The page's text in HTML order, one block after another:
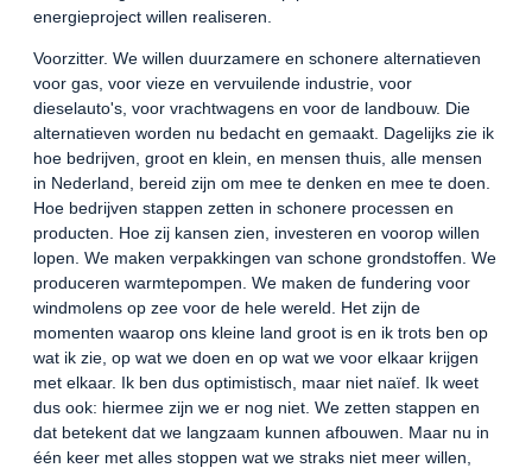
energieproject willen realiseren.
Voorzitter. We willen duurzamere en schonere alternatieven
voor gas, voor vieze en vervuilende industrie, voor
dieselauto's, voor vrachtwagens en voor de landbouw. Die
alternatieven worden nu bedacht en gemaakt. Dagelijks zie ik
hoe bedrijven, groot en klein, en mensen thuis, alle mensen
in Nederland, bereid zijn om mee te denken en mee te doen.
Hoe bedrijven stappen zetten in schonere processen en
producten. Hoe zij kansen zien, investeren en voorop willen
lopen. We maken verpakkingen van schone grondstoffen. We
produceren warmtepompen. We maken de fundering voor
windmolens op zee voor de hele wereld. Het zijn de
momenten waarop ons kleine land groot is en ik trots ben op
wat ik zie, op wat we doen en op wat we voor elkaar krijgen
met elkaar. Ik ben dus optimistisch, maar niet naïef. Ik weet
dus ook: hiermee zijn we er nog niet. We zetten stappen en
dat betekent dat we langzaam kunnen afbouwen. Maar nu in
één keer met alles stoppen wat we straks niet meer willen,